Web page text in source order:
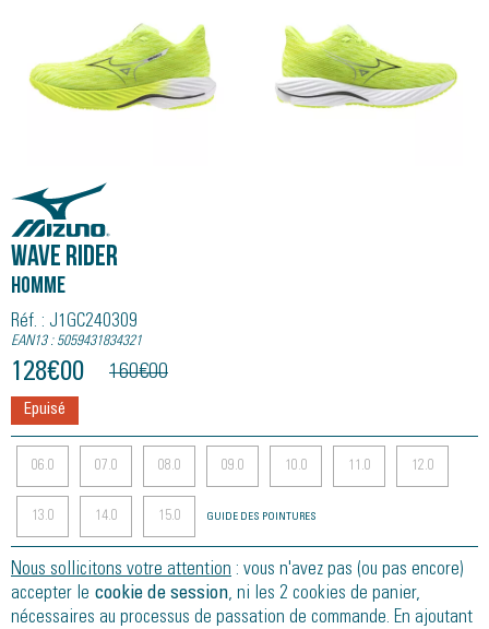
Mizuno
Wave Rider
Homme
Réf. : J1GC240309
EAN13 : 5059431834321
128€00 160€00
Epuisé
06.0 07.0 08.0 09.0 10.0 11.0 12.0
13.0 14.0 15.0 GUIDE DES POINTURES
Nous sollicitons votre attention : vous n'avez pas (ou pas encore)
accepter le cookie de session, ni les 2 cookies de panier,
nécessaires au processus de passation de commande. En ajoutant